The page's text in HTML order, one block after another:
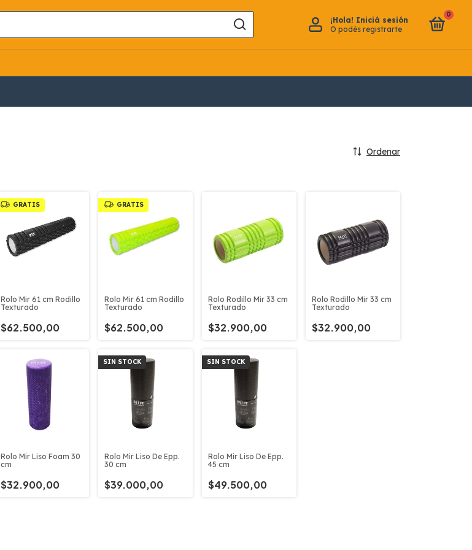
¡Hola! Iniciá sesión
O podés registrarte
0
Ordenar
GRATIS
Rolo Mir 61 cm Rodillo
Texturado
$62.500,00
GRATIS
Rolo Mir 61 cm Rodillo
Texturado
$62.500,00
Rolo Rodillo Mir 33 cm
Texturado
$32.900,00
Rolo Rodillo Mir 33 cm
Texturado
$32.900,00
Rolo Mir Liso Foam 30
cm
$32.900,00
SIN STOCK
Rolo Mir Liso De Epp.
30 cm
$39.000,00
SIN STOCK
Rolo Mir Liso De Epp.
45 cm
$49.500,00